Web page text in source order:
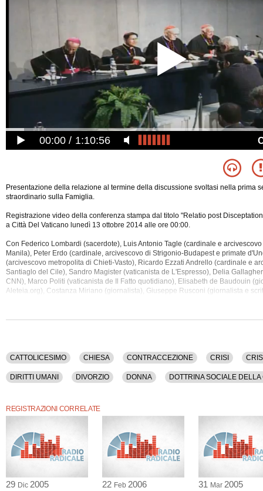
00:00 1:10:56
Presentazione della relazione al termine della discussione svoltasi nella prima
straordinario sulla Famiglia.
Registrazione video della conferenza stampa dal titolo "Relatio post
a Città Del Vaticano lunedì 13 ottobre 2014 alle ore 00:00.
Con Federico Lombardi (sacerdote), Luis Antonio Tagle (cardinale e
Manila), Peter Erdo (cardinale, arcivescovo di Strigonio-Budapest e primate
(arcivescovo metropolita di Chieti-Vasto), Ricardo Ezzati Andrello (cardinale e
Santiaglo del Cile), Sandro Magister (vaticanista de L'Espresso), Delia
CNN), Marco Politi (vaticanista de Il Fatto quotidiano), Elisabeth de Baudouin
Aleteia.org), Costanza Miriano (giornalista), Giuseppe Rusconi (giornalista e
Demografia, Diritti Civili, Diritti Naturali, Diritti Umani, Divorzio, Donna, Dottrina
Etica, Famiglia, Francesco, Kasper, Laicita', Matrimonio, Omosessualita', Paolo
Sacerdozio, Schoenborn, Separazione Legale, Sinodo Dei Vescovi, Societa',
Unioni Di Fatto, Vaticano.
CATTOLICESIMO CHIESA CONTRACCEZIONE CRISI
DIRITTI UMANI DIVORZIO DONNA DOTTRINA SOCIALE DELLA
SOCIETA' TEOLOGIA UNIONI CIVILI UNIONI DI FATTO
REGISTRAZIONI CORRELATE
29 Dic 2005 22 Feb 2006 31 Mar 2005